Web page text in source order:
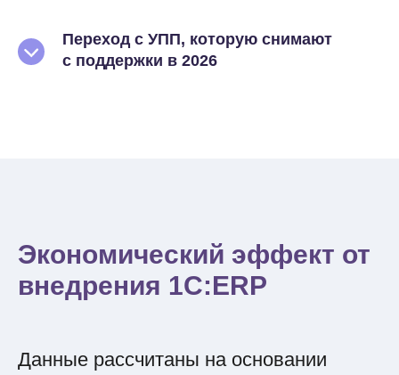
Переход с УПП, которую снимают
с поддержки в 2026
Экономический эффект от
внедрения 1С:ERP
Данные рассчитаны на основании